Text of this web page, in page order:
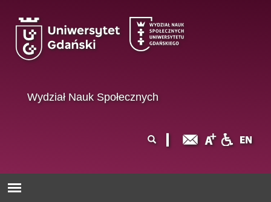
Wydział Nauk Społecznych
wyszukiwania